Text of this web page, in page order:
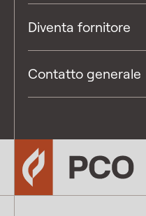
Diventa fornitore
Contatto generale